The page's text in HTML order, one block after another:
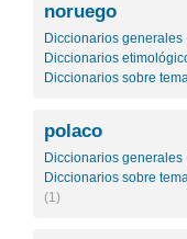
noruego
Diccionarios generales
Diccionarios
Diccionarios sobre
polaco
Diccionarios generales
Diccionarios sobre
(1)